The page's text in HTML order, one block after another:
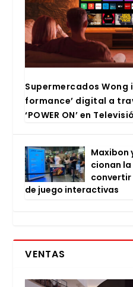
Super­mer­ca­dos Wong
for­man­ce’ digi­tal a
‘POWER ON’ en
Maxi­bon
cio­nan
con­ver­tir
de jue­go inter­ac­ti­vas
VENTAS